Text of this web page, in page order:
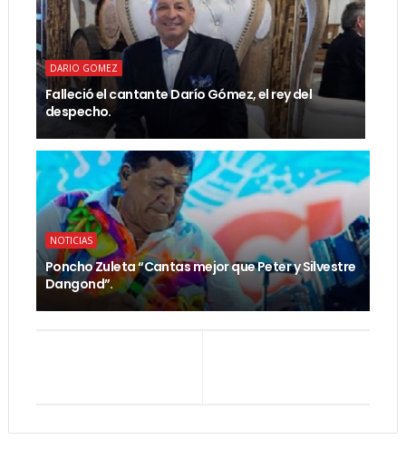
DARIO GOMEZ
Falleció el cantante Darío Gómez, el rey del
despecho.
NOTICIAS
Poncho Zuleta “Cantas mejor que Peter y Silvestre
Dangond”.